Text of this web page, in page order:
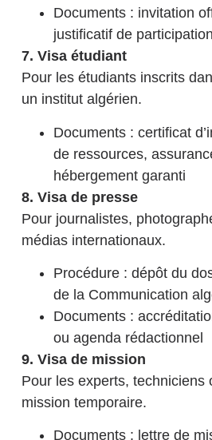
Documents : invitation
justificatif de participation
7. Visa étudiant
Pour les étudiants inscrits
un institut algérien.
Documents : certificat
de ressources,
hébergement garanti
8. Visa de presse
Pour journalistes,
médias internationaux.
Procédure : dépôt du
de la Communication
Documents :
ou agenda rédactionnel
9. Visa de mission
Pour les experts, techniciens
mission temporaire.
Documents : lettre de